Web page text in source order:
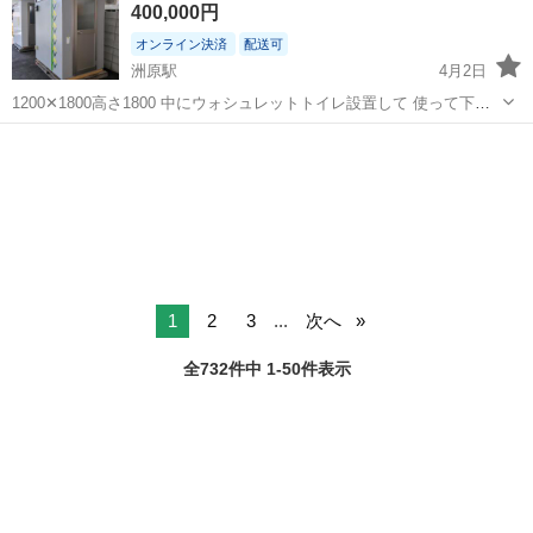
です。 ① 機械に部品を設置し...
400,000円
オンライン決済 配送可
洲原駅
4月2日
1200✕1800高さ1800 中にウォシュレットトイレ設置して 使って下さ
い。
1 2 3 ... 次へ
全732件中 1-50件表示